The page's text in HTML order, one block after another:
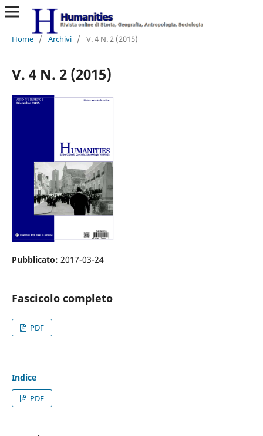
Home / Archivi / V. 4 N. 2 (2015)
V. 4 N. 2 (2015)
Pubblicato: 2017-03-24
Fascicolo completo
PDF
Indice
PDF